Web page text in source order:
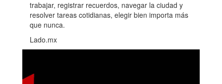
trabajar, registrar recuerdos, navegar la ciudad y
resolver tareas cotidianas, elegir bien importa más
que nunca.
Lado.mx